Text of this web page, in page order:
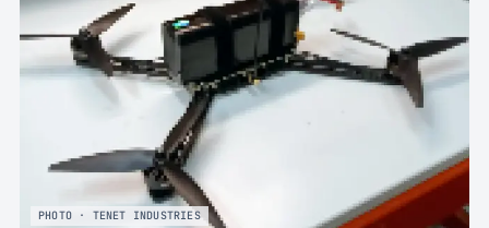
PHOTO · TENET INDUSTRIES